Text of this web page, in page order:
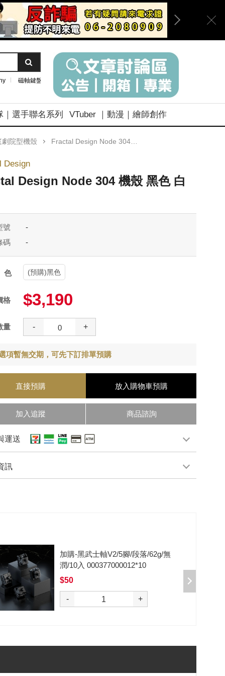
磁軸鍵盤
｜選手聯名系列 VTuber ｜動漫｜繪師創作
劇院型機殼 Fractal Design Node 304 機殼 黑色 白色
Design
Design Node 304 機殼 黑色 白
號
-
碼
-
色 (預購)黑色
格 $3,190
量 - +
項暫無交期，可先下訂排單預購
直接預購 放入購物車預購
加入追蹤 商品諮詢
運送
訊
加購-剪刀石頭布猜拳鍵帽一盒四
入000385000289
$199
- +